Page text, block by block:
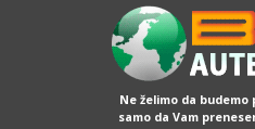
Ne želimo da budemo
samo da Vam